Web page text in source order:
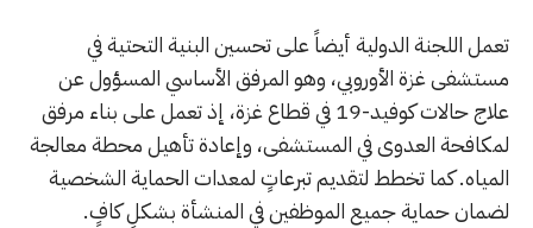
تعمل اللجنة الدولية أيضاً على تحسين البنية التحتية في
مستشفى غزة الأوروبي، وهو المرفق الأساسي المسؤول عن
علاج حالات كوفيد-19 في قطاع غزة، إذ تعمل على بناء مرفق
لمكافحة العدوى في المستشفى، وإعادة تأهيل محطة معالجة
المياه. كما تخطط لتقديم تبرعاتٍ لمعدات الحماية الشخصية
لضمان حماية جميع الموظفين في المنشأة بشكلٍ كافٍ.